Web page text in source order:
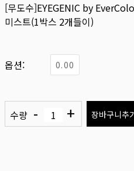
[무도수]EYEGENIC by
미스트(1박스 2개들이)
옵션: 0.00
수량 - + 장바구니추